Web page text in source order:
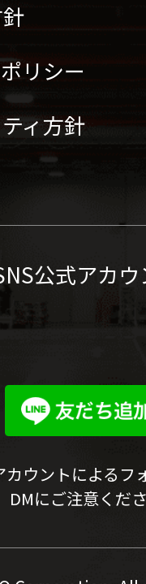
リシー
ィ方針
公式アカ
ウントによるフ
DMにご注意くだ